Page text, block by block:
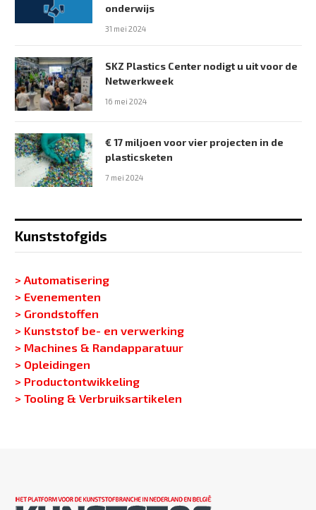
onderwijs
31 mei 2024
SKZ Plastics Center nodigt u uit voor de
Netwerkweek
16 mei 2024
€ 17 miljoen voor vier projecten in de
plasticsketen
7 mei 2024
Kunststofgids
> Automatisering
> Evenementen
> Grondstoffen
> Kunststof be- en verwerking
> Machines & Randapparatuur
> Opleidingen
> Productontwikkeling
> Tooling & Verbruiksartikelen